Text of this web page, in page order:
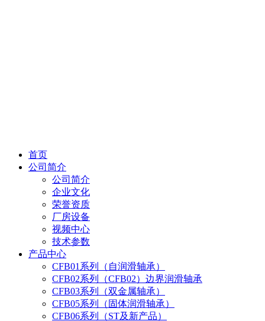
首页
公司简介
公司简介
企业文化
荣誉资质
厂房设备
视频中心
技术参数
产品中心
CFB01系列（自润滑轴承）
CFB02系列（CFB02）边界润滑轴承
CFB03系列（双金属轴承）
CFB05系列（固体润滑轴承）
CFB06系列（ST及新产品）